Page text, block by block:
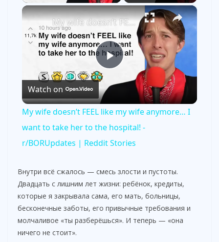
×
P
a
V
i
My wife doesn’t FEEL like my wife anymore… I want to take her to the hospital! - r/BORUpdates | Reddit Stories
Watch on
My wife doesn’t FEEL like my wife anymore… I
want to take her to the hospital! -
r/BORUpdates | Reddit Stories
Внутри всё сжалось — смесь злости и пустоты.
Двадцать с лишним лет жизни: ребёнок, кредиты,
которые я закрывала сама, его мать, больницы,
бесконечные заботы, его привычные требования и
молчаливое «ты разберёшься». И теперь — «она
ничего не стоит».